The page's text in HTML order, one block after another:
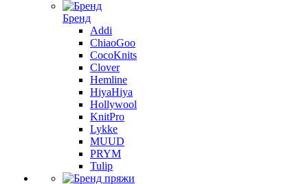
Бренд
Addi
ChiaoGoo
CocoKnits
Clover
Hemline
HiyaHiya
Hollywool
KnitPro
Lykke
MUUD
PRYM
Tulip